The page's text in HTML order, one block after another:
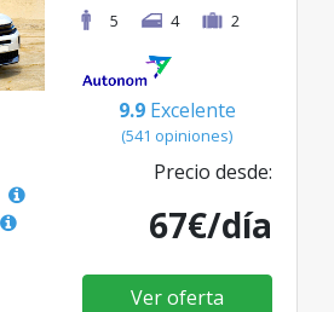
5
4 2
9.9 Excelente
(541 opiniones)
Precio desde:
67€/día
Ver oferta